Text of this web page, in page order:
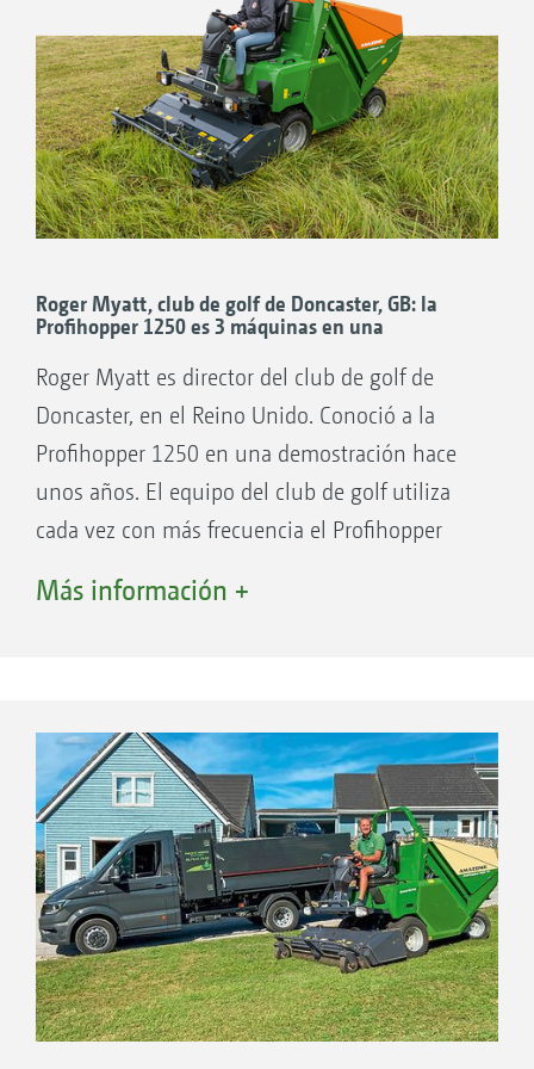
Roger Myatt, club de golf de Doncaster, GB: la
Profihopper 1250 es 3 máquinas en una
Roger Myatt es director del club de golf de
Doncaster, en el Reino Unido. Conoció a la
Profihopper 1250 en una demostración hace
unos años. El equipo del club de golf utiliza
cada vez con más frecuencia el Profihopper
2 años. La Profihopper es muy apreciada
club de golf utiliza la PH 1250 para mantener
los brezales y promover la germinación de las
semillas de hierba mediante el escarificado,
para aclarar las zonas con hierba densa y alta y
para recolectar las hojas en otoño. La
Profihopper mejora las propiedades de los
brezales. También corta el rough alto o lo
clarea para que resulte más fácil jugar en estas
Más información +